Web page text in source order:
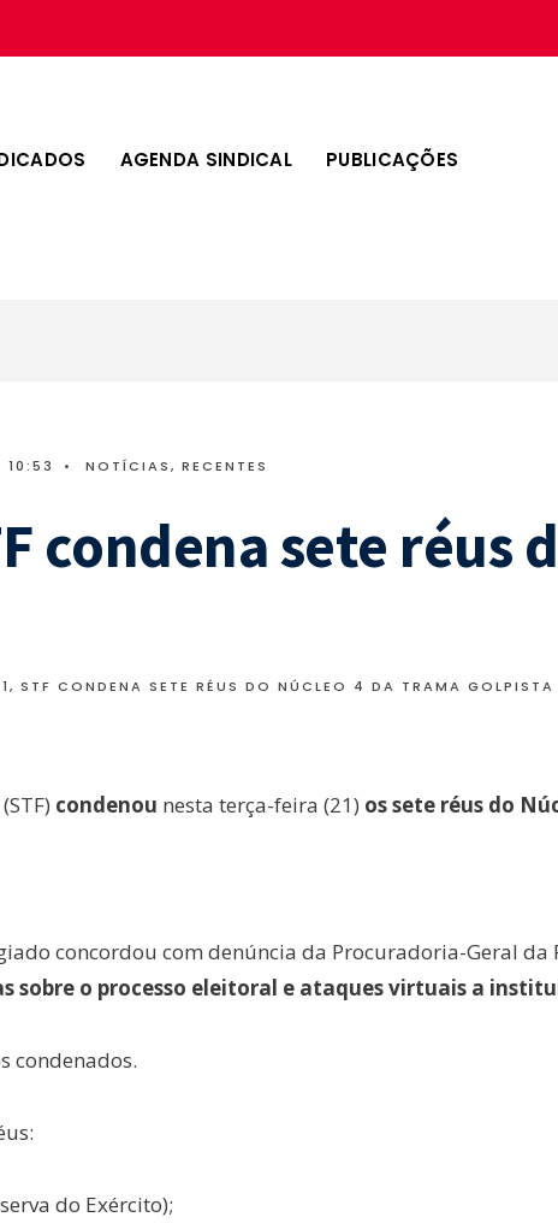
AGENDA SINDICAL PUBLICAÇÕES
10:53 • NOTÍCIAS, RECENTES
condena sete réus
STF CONDENA SETE RÉUS DO NÚCLEO 4 DA TRAMA GOLPISTA
condenou nesta terça-feira (21) os sete réus do
concordou com denúncia da Procuradoria-Geral da
o processo eleitoral e ataques virtuais a
condenados.
do Exército);